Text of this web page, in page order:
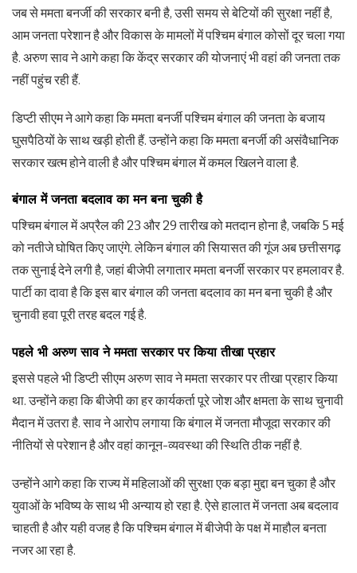
जब से ममता बनर्जी की सरकार बनी है, उसी समय से बेटियों की सुरक्षा नहीं है,
आम जनता परेशान है और विकास के मामलों में पश्चिम बंगाल कोसों दूर चला गया
है. अरुण साव ने आगे कहा कि केंद्र सरकार की योजनाएं भी वहां की जनता तक
नहीं पहुंच रही हैं.
डिप्टी सीएम ने आगे कहा कि ममता बनर्जी पश्चिम बंगाल की जनता के बजाय
घुसपैठियों के साथ खड़ी होती हैं. उन्होंने कहा कि ममता बनर्जी की असंवैधानिक
सरकार खत्म होने वाली है और पश्चिम बंगाल में कमल खिलने वाला है.
बंगाल में जनता बदलाव का मन बना चुकी है
पश्चिम बंगाल में अप्रैल की 23 और 29 तारीख को मतदान होना है, जबकि 5 मई
को नतीजे घोषित किए जाएंगे. लेकिन बंगाल की सियासत की गूंज अब छत्तीसगढ़
तक सुनाई देने लगी है, जहां बीजेपी लगातार ममता बनर्जी सरकार पर हमलावर है.
पार्टी का दावा है कि इस बार बंगाल की जनता बदलाव का मन बना चुकी है और
चुनावी हवा पूरी तरह बदल गई है.
पहले भी अरुण साव ने ममता सरकार पर किया तीखा प्रहार
इससे पहले भी डिप्टी सीएम अरुण साव ने ममता सरकार पर तीखा प्रहार किया
था. उन्होंने कहा कि बीजेपी का हर कार्यकर्ता पूरे जोश और क्षमता के साथ चुनावी
मैदान में उतरा है. साव ने आरोप लगाया कि बंगाल में जनता मौजूदा सरकार की
नीतियों से परेशान है और वहां कानून-व्यवस्था की स्थिति ठीक नहीं है.
उन्होंने आगे कहा कि राज्य में महिलाओं की सुरक्षा एक बड़ा मुद्दा बन चुका है और
युवाओं के भविष्य के साथ भी अन्याय हो रहा है. ऐसे हालात में जनता अब बदलाव
चाहती है और यही वजह है कि पश्चिम बंगाल में बीजेपी के पक्ष में माहौल बनता
नजर आ रहा है.